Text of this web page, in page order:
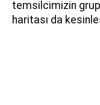
temsilcimizin
haritası da